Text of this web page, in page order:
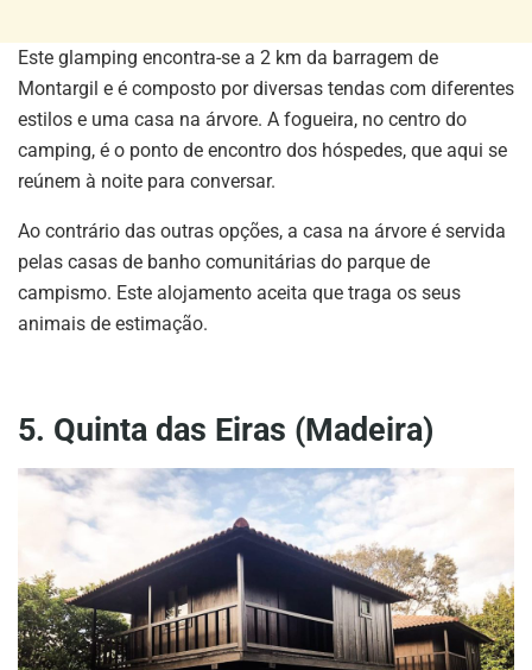
Este glamping encontra-se a 2 km da barragem de
Montargil e é composto por diversas tendas com diferentes
estilos e uma casa na árvore. A fogueira, no centro do
camping, é o ponto de encontro dos hóspedes, que aqui se
reúnem à noite para conversar.
Ao contrário das outras opções, a casa na árvore é servida
pelas casas de banho comunitárias do parque de
campismo. Este alojamento aceita que traga os seus
animais de estimação.
5. Quinta das Eiras (Madeira)